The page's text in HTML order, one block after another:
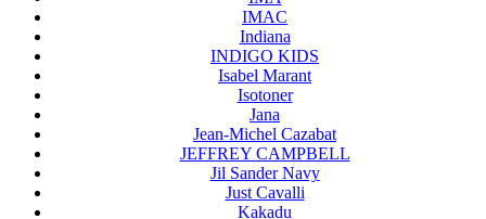
IMAC
Indiana
INDIGO KIDS
Isabel Marant
Isotoner
Jana
Jean-Michel Cazabat
JEFFREY CAMPBELL
Jil Sander Navy
Just Cavalli
Kakadu